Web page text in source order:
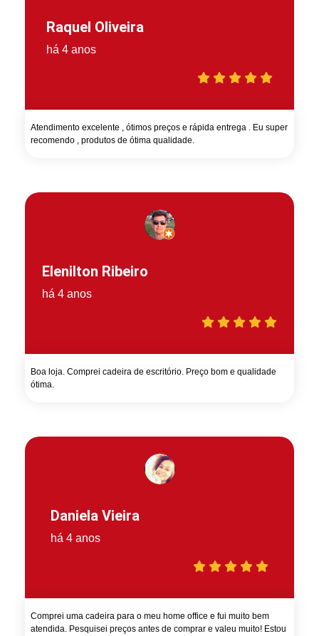
Raquel Oliveira
há 4 anos
Atendimento excelente , ótimos preços e rápida entrega . Eu super
recomendo , produtos de ótima qualidade.
Elenilton Ribeiro
há 4 anos
Boa loja. Comprei cadeira de escritório. Preço bom e qualidade
ótima.
Daniela Vieira
há 4 anos
Comprei uma cadeira para o meu home office e fui muito bem
atendida. Pesquisei preços antes de comprar e valeu muito! Estou